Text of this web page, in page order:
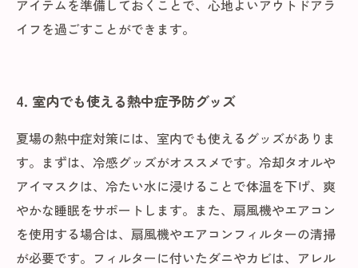
アイテムを準備しておくことで、心地よいアウトドアラ
イフを過ごすことができます。
4. 室内でも使える熱中症予防グッズ
夏場の熱中症対策には、室内でも使えるグッズがありま
す。まずは、冷感グッズがオススメです。冷却タオルや
アイマスクは、冷たい水に浸けることで体温を下げ、爽
やかな睡眠をサポートします。また、扇風機やエアコン
を使用する場合は、扇風機やエアコンフィルターの清掃
が必要です。フィルターに付いたダニやカビは、アレル